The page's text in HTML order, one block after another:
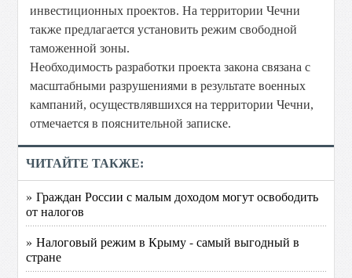
инвестиционных проектов. На территории Чечни
также предлагается установить режим свободной
таможенной зоны.
Необходимость разработки проекта закона связана с
масштабными разрушениями в результате военных
кампаний, осуществлявшихся на территории Чечни,
отмечается в пояснительной записке.
ЧИТАЙТЕ ТАКЖЕ:
» Граждан России с малым доходом могут освободить
от налогов
» Налоговый режим в Крыму - самый выгодный в
стране